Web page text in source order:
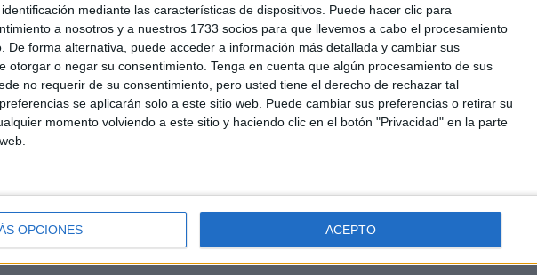
mediante las características de dispositivos. Puede hacer clic para
a nosotros y a nuestros 1733 socios para que llevemos a cabo el procesamiento
De forma alternativa, puede acceder a información más detallada y cambiar sus
otorgar o negar su consentimiento. Tenga en cuenta que algún procesamiento de sus
no requerir de su consentimiento, pero usted tiene el derecho de rechazar tal
se aplicarán solo a este sitio web. Puede cambiar sus preferencias o retirar su
momento volviendo a este sitio y haciendo clic en el botón "Privacidad" en la parte
OPCIONES ACEPTO
los últimos módulos de FP de Integración Social,
Muchos de ellos habían optado por el turno de
o trabajo.